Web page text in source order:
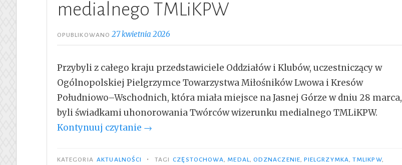
medialnego TMLiKPW
OPUBLIKOWANO27 kwietnia 2026
Przybyli z całego kraju przedstawiciele Oddziałów i Klubów, uczestniczący w
Ogólnopolskiej Pielgrzymce Towarzystwa Miłośników Lwowa i Kresów
Południowo–Wschodnich, która miała miejsce na Jasnej Górze w dniu 28 marca,
byli świadkami uhonorowania Twórców wizerunku medialnego TMLiKPW.
Kontynuuj czytanie „Uhonorowanie
wizerunku
→
KATEGORIA AKTUALNOŚCI • TAGI CZĘSTOCHOWA MEDAL ODZNACZENIE ,PIELGRZYMKA ,TMLIKPW,